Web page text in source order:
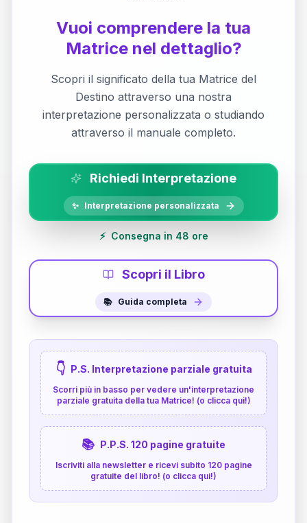
Vuoi comprendere la tua
Matrice nel dettaglio?
Scopri il significato della tua Matrice del
Destino attraverso una nostra
interpretazione personalizzata o studiando
attraverso il manuale completo.
Richiedi Interpretazione
✨ Interpretazione personalizzata
⚡ Consegna in 48 ore
Scopri il Libro
📚 Guida completa
👇 P.S. Interpretazione parziale gratuita
Scorri più in basso per vedere un'interpretazione
parziale gratuita della tua Matrice! (o clicca qui!)
📚 P.P.S. 120 pagine gratuite
Iscriviti alla newsletter e ricevi subito 120 pagine
gratuite del libro! (o clicca qui!)